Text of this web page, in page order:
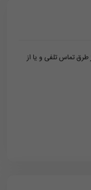
طرق تماس تلفی و یا از